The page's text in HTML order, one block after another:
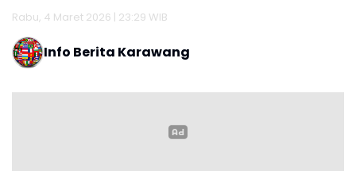
Rabu, 4 Maret 2026 | 23:29 WIB
Info Berita Karawang